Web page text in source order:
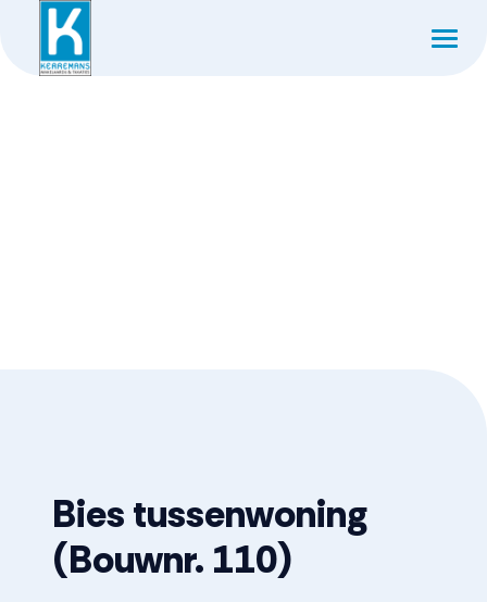
Bies tussenwoning
(Bouwnr. 110)